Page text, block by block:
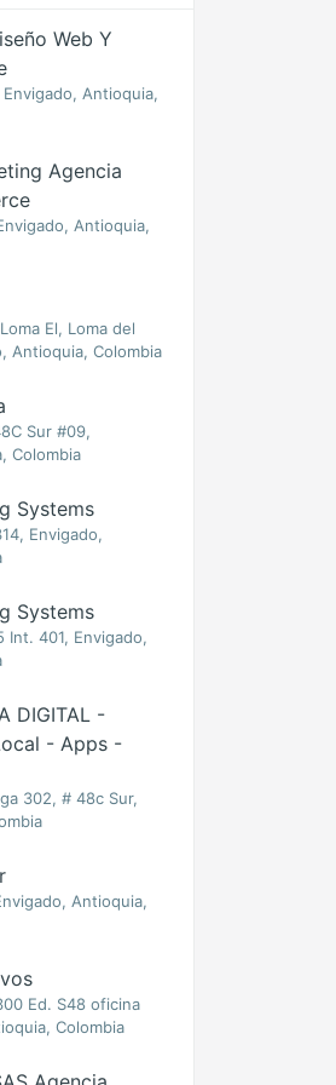
Web Y
Antioquia,
Agencia
Antioquia,
El, Loma del
Antioquia, Colombia
Sur #09,
Colombia
Systems
Envigado,
Systems
Int. 401, Envigado,
DIGITAL -
- Apps -
302, # 48c Sur,
Antioquia,
Ed. S48 oficina
Colombia